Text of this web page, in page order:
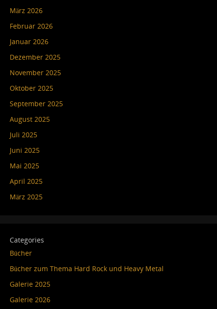
März 2026
Februar 2026
Januar 2026
Dezember 2025
November 2025
Oktober 2025
September 2025
August 2025
Juli 2025
Juni 2025
Mai 2025
April 2025
März 2025
Categories
Bücher
Bücher zum Thema Hard Rock und Heavy Metal
Galerie 2025
Galerie 2026